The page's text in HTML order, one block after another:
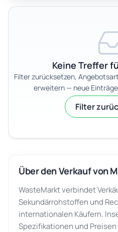
Keine Treffer
Filter zurücksetzen,
erweitern — neue
Filter
Über den Verkauf von
WasteMarkt verbindet
Sekundärrohstoffen und
internationalen Käufern.
Spezifikationen und